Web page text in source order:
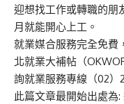
迎想找工作或轉職的朋
月就能開心上工。
就業媒合服務完全免費
北就業大補帖（
詢就業服務專線（02）
此篇文章最開始出處為: